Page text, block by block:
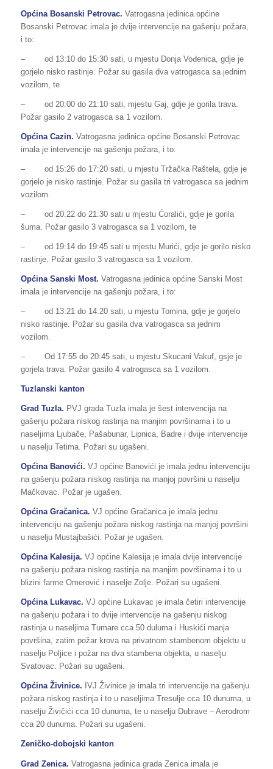
Općina Bosanski Petrovac. Vatrogasna jedinica općine
Bosanski Petrovac imala je dvije intervencije na gašenju požara,
i to:
– od 13:10 do 15:30 sati, u mjestu Donja Vođenica, gdje je
gorjelo nisko rastinje. Požar su gasila dva vatrogasca sa jednim
vozilom, te
– od 20:00 do 21:10 sati, mjestu Gaj, gdje je gorila trava.
Požar gasilo 2 vatrogasca sa 1 vozilom.
Općina Cazin. Vatrogasna jedinica općine Bosanski Petrovac
imala je intervencije na gašenju požara, i to:
– od 15:26 do 17:20 sati, u mjestu Tržačka Raštela, gdje je
gorjelo je nisko rastinje. Požar su gasila tri vatrogasca sa jednim
vozilom.
– od 20:22 do 21:30 sati u mjestu Ćoralići, gdje je gorila
šuma. Požar gasilo 3 vatrogasca sa 1 vozilom, te
– od 19:14 do 19:45 sati u mjestu Murići, gdje je gorilo nisko
rastinje. Požar gasilo 3 vatrogasca sa 1 vozilom.
Općina Sanski Most. Vatrogasna jedinica općine Sanski Most
imala je intervencije na gašenju požara, i to:
– od 13:21 do 14:20 sati, u mjestu Tomina, gdje je gorjelo
nisko rastinje. Požar su gasila dva vatrogasca sa jednim
vozilom.
– Od 17:55 do 20:45 sati, u mjestu Skucani Vakuf, gsje je
gorjela trava. Požar gasilo 4 vatrogasca sa 1 vozilom.
Tuzlanski kanton
Grad Tuzla. PVJ grada Tuzla imala je šest intervencija na
gašenju požara niskog rastinja na manjim površinama i to u
naseljima Ljubače, Pašabunar, Lipnica, Badre i dvije intervencije
u naselju Tetima. Požari su ugašeni.
Općina Banovići. VJ općine Banovići je imala jednu intervenciju
na gašenju požara niskog rastinja na manjoj površini u naselju
Mačkovac. Požar je ugašen.
Općina Gračanica. VJ općine Gračanica je imala jednu
intervenciju na gašenju požara niskog rastinja na manjoj površini
u naselju Mustajbašići. Požar je ugašen.
Općina Kalesija. VJ općine Kalesija je imala dvije intervencije
na gašenju požara niskog rastinja na manjim površinama i to u
blizini farme Omerović i naselje Zolje. Požari su ugašeni.
Općina Lukavac. VJ općine Lukavac je imala četiri intervencije
na gašenju požara i to dvije intervencije na gašenju niskog
rastinja u naseljima Tumare cca 50 duluma i Huskići manja
površina, zatim požar krova na privatnom stambenom objektu u
naselju Poljice i požar na dva stambena objekta, u naselju
Svatovac. Požari su ugašeni.
Općina Živinice. IVJ Živinice je imala tri intervencije na gašenju
požara niskog rastinja i to u naseljima Tresulje cca 10 dunuma, u
naselju Živičići cca 10 dunuma, te u naselju Dubrave – Aerodrom
cca 20 dunuma. Požari su ugašeni.
Zeničko-dobojski kanton
Grad Zenica. Vatrogasna jedinica grada Zenica imala je